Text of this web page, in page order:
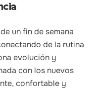
un fin de semana
de la rutina
evolución y
con los nuevos
confortable y